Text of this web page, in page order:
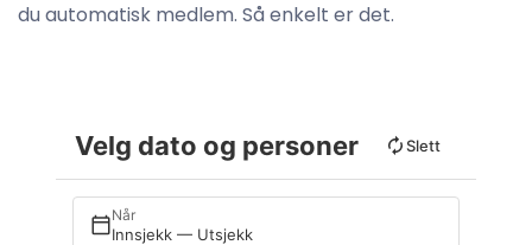
du automatisk medlem. Så enkelt er det.
Velg dato og personer Slett
Når
Innsjekk — Utsjekk